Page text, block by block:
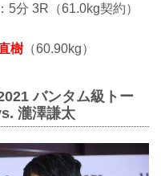
5分 3R（61.0kg契約）
樹 （60.90kg）
バンタム級トー
瀧澤謙太